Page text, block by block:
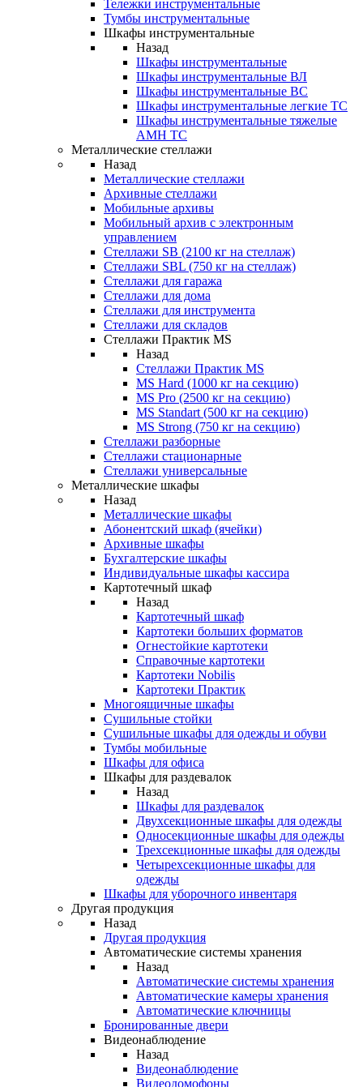
Тележки инструментальные
Тумбы инструментальные
Шкафы инструментальные
Назад
Шкафы инструментальные
Шкафы инструментальные ВЛ
Шкафы инструментальные ВС
Шкафы инструментальные легкие ТС
Шкафы инструментальные тяжелые
AMH TC
Металлические стеллажи
Назад
Металлические стеллажи
Архивные стеллажи
Мобильные архивы
Мобильный архив с электронным
управлением
Стеллажи SB (2100 кг на стеллаж)
Стеллажи SBL (750 кг на стеллаж)
Стеллажи для гаража
Стеллажи для дома
Стеллажи для инструмента
Стеллажи для складов
Стеллажи Практик MS
Назад
Стеллажи Практик MS
MS Hard (1000 кг на секцию)
MS Pro (2500 кг на секцию)
MS Standart (500 кг на секцию)
MS Strong (750 кг на секцию)
Стеллажи разборные
Стеллажи стационарные
Стеллажи универсальные
Металлические шкафы
Назад
Металлические шкафы
Абонентский шкаф (ячейки)
Архивные шкафы
Бухгалтерские шкафы
Индивидуальные шкафы кассира
Картотечный шкаф
Назад
Картотечный шкаф
Картотеки больших форматов
Огнестойкие картотеки
Справочные картотеки
Картотеки Nobilis
Картотеки Практик
Многоящичные шкафы
Сушильные стойки
Сушильные шкафы для одежды и обуви
Тумбы мобильные
Шкафы для офиса
Шкафы для раздевалок
Назад
Шкафы для раздевалок
Двухсекционные шкафы для одежды
Односекционные шкафы для одежды
Трехсекционные шкафы для одежды
Четырехсекционные шкафы для
одежды
Шкафы для уборочного инвентаря
Другая продукция
Назад
Другая продукция
Автоматические системы хранения
Назад
Автоматические системы хранения
Автоматические камеры хранения
Автоматические ключницы
Бронированные двери
Видеонаблюдение
Назад
Видеонаблюдение
Видеодомофоны